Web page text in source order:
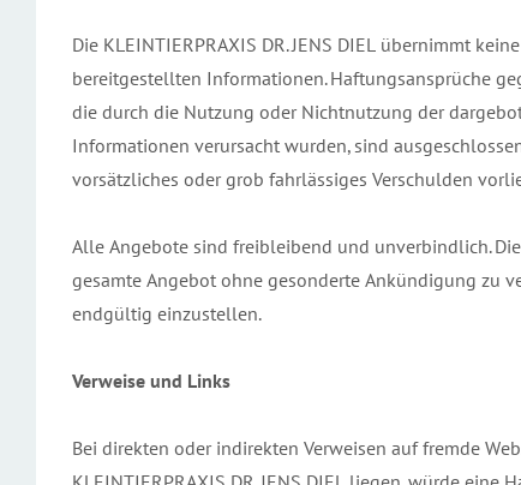
Die KLEINTIERPRAXIS DR. JENS DIEL übernimmt
bereitgestellten Informationen. Haftungsansprüche
die durch die Nutzung oder Nichtnutzung der
Informationen verursacht wurden, sind
vorsätzliches oder grob fahrlässiges Verschulden
Alle Angebote sind freibleibend und unverbindlich. Die
gesamte Angebot ohne gesonderte Ankündigung zu
endgültig einzustellen.
Verweise und Links
Bei direkten oder indirekten Verweisen auf fremde